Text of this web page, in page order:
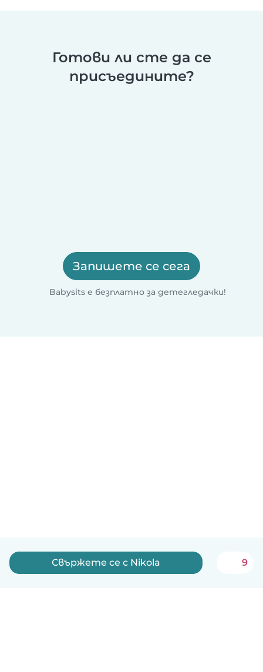
Готови ли сте да се
присъедините?
Запишете се сега
Babysits е безплатно за детегледачки!
Свържете се с Nikola 9